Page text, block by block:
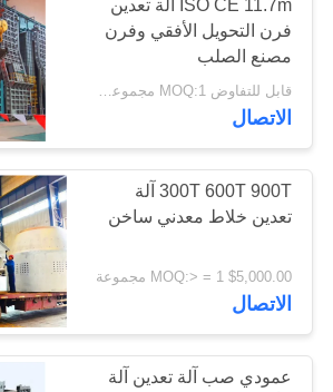
PRIVACY
POLICY
268
ISO CE 11.7m آلة تعدين
فرن التحويل الأفقي وفرن
مصنع الصلب
قابل للتفاوض MOQ:1 مجموعات
الاتصال
300T 600T 900T آلة
تعدين خلاط معدني ساخن
$5,000.00 MOQ:> = 1 مجموعة
الاتصال
عمودي صب آلة تعدين آلة